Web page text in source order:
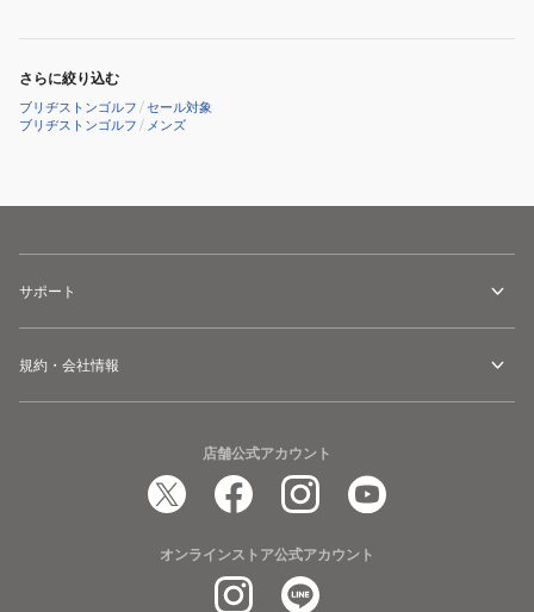
さらに絞り込む
ブリヂストンゴルフ /セール対象
ブリヂストンゴルフ / メンズ
サポート
規約・会社情報
店舗公式アカウント
オンラインストア公式アカウント